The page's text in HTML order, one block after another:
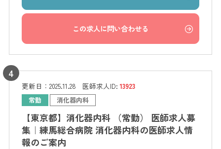
この求人に問い合わせる
更新日： 2025.11.28 医師求人ID:13923
常勤 消化器内科
【東京都】消化器内科 （常勤） 医師求人募
集｜練馬総合病院 消化器内科の医師求人情
報のご案内